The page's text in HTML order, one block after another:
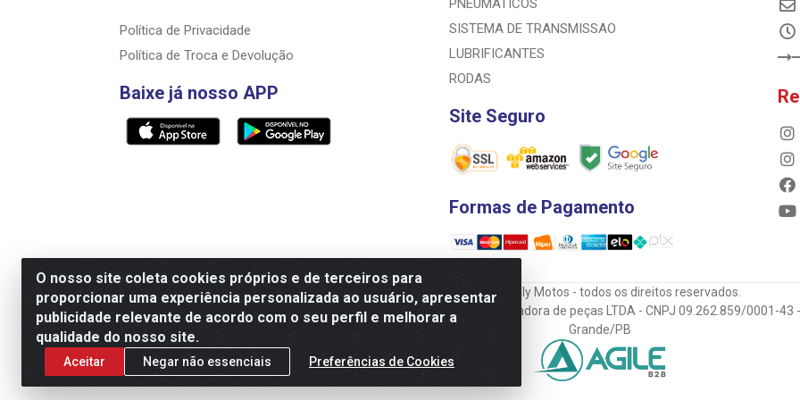
O nosso site coleta cookies próprios e de terceiros para
proporcionar uma experiência personalizada ao usuário, apresentar
publicidade relevante de acordo com o seu perfil e melhorar a
qualidade do nosso site.
Aceitar Negar não essenciais Preferências de Cookies
Política de Privacidade
Política de Troca e Devolução
Baixe já nosso APP
PNEUMATICOS
SISTEMA DE TRANSMISSAO
LUBRIFICANTES
RODAS
Site Seguro
Formas de Pagamento
© 2023 Rally Motos - todos os direitos reservados.
Razão Social: Rally motos distribuidora, importadora e transportadora de peças LTDA - CNPJ 09.262.859/0001-
Grande/PB